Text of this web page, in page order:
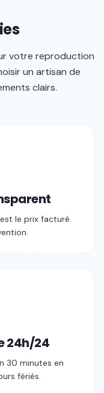
votre reproduction
un artisan de
clairs.
le prix facturé.
24h/24
30 minutes en
fériés.